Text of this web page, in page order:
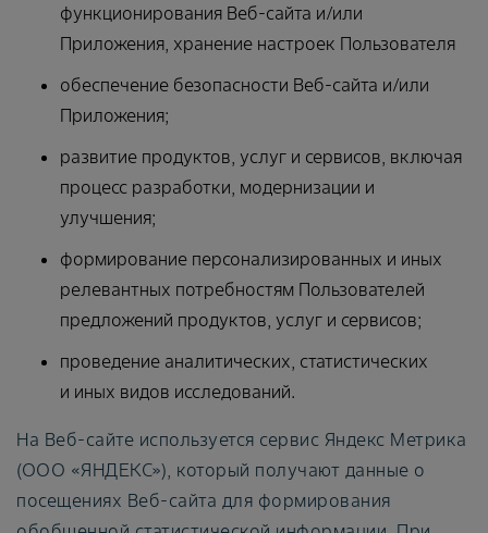
функционирования Веб-сайта и/или
Приложения, хранение настроек Пользователя
обеспечение безопасности Веб-сайта и/или
Приложения;
развитие продуктов, услуг и сервисов, включая
процесс разработки, модернизации и
улучшения;
формирование персонализированных и иных
релевантных потребностям Пользователей
предложений продуктов, услуг и сервисов;
проведение аналитических, статистических
и иных видов исследований.
На Веб-сайте используется сервис Яндекс Метрика
(ООО «ЯНДЕКС»), который получают данные о
посещениях Веб-сайта для формирования